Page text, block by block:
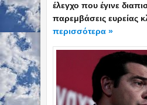
έλεγχο που έγινε
παρεμβάσεις ευρείας
περισσότερα »